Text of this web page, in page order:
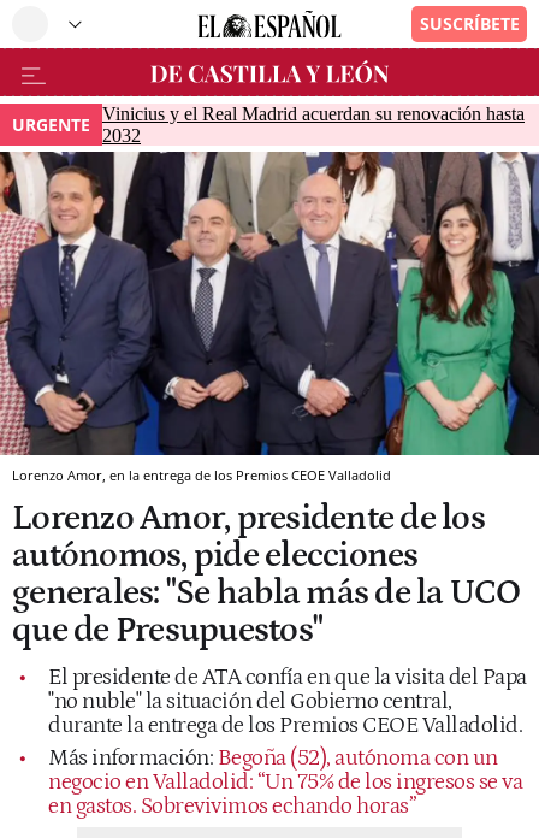
URGENTE
Vinicius y el Real Madrid acuerdan su renovación hasta
2032
Lorenzo Amor, en la entrega de los Premios CEOE Valladolid
Lorenzo Amor, presidente de los
autónomos, pide elecciones
generales: "Se habla más de la UCO
que de Presupuestos"
El presidente de ATA confía en que la visita del Papa
"no nuble" la situación del Gobierno central,
durante la entrega de los Premios CEOE Valladolid.
Más información: Begoña (52), autónoma con un
negocio en Valladolid: “Un 75% de los ingresos se va
en gastos. Sobrevivimos echando horas”